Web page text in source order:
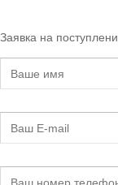
Заявка на